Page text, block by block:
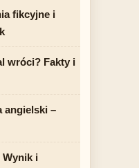
fikcyjne i
wróci? Fakty i
angielski –
Wynik i